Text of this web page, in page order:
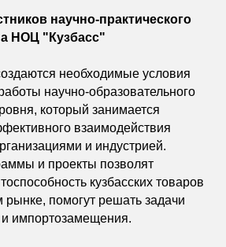
научно-практического
НОЦ "Кузбасс"
необходимые условия
научно-образовательного
который занимается
взаимодействия
и индустрией.
и проекты позволят
кузбасских товаров
рынке, помогут решать задачи
и импортозамещения.